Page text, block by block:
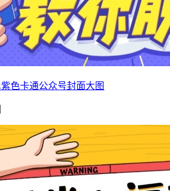
色卡通公众号封面大图